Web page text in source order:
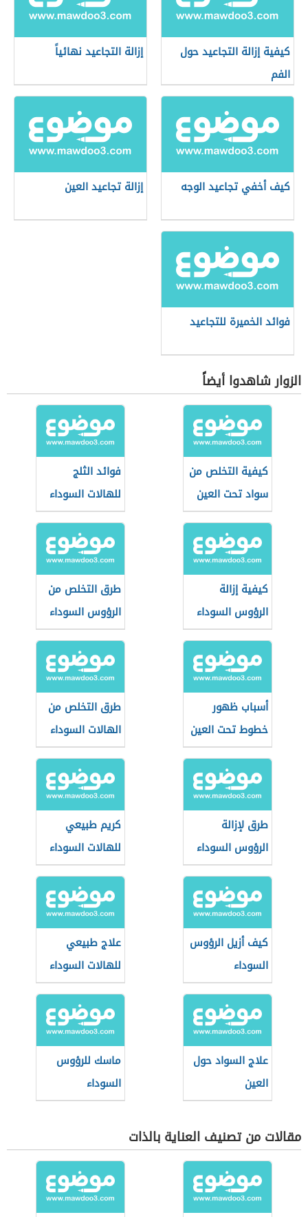
كيفية إزالة التجاعيد حول
الفم
إزالة التجاعيد نهائياً
كيف أخفي تجاعيد الوجه إزالة تجاعيد العين
فوائد الخميرة للتجاعيد
الزوار شاهدوا أيضاً
كيفية التخلص من
سواد تحت العين
فوائد الثلج
للهالات السوداء
كيفية إزالة
الرؤوس السوداء
طرق التخلص من
الرؤوس السوداء
أسباب ظهور
خطوط تحت العين
طرق التخلص من
الهالات السوداء
طرق لإزالة
الرؤوس السوداء
من الأنف
كريم طبيعي
للهالات السوداء
كيف أزيل الرؤوس
السوداء
علاج طبيعي
للهالات السوداء
علاج السواد حول
العين
ماسك للرؤوس
السوداء
مقالات من تصنيف العناية بالذات